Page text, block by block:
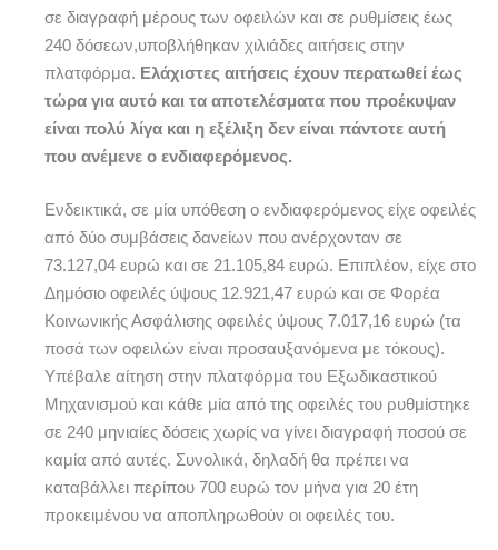
σε διαγραφή μέρους των οφειλών και σε ρυθμίσεις έως
240 δόσεων,υποβλήθηκαν χιλιάδες αιτήσεις στην
πλατφόρμα. Ελάχιστες αιτήσεις έχουν περατωθεί έως
τώρα για αυτό και τα αποτελέσματα που προέκυψαν
είναι πολύ λίγα και η εξέλιξη δεν είναι πάντοτε αυτή
που ανέμενε ο ενδιαφερόμενος.
Ενδεικτικά, σε μία υπόθεση ο ενδιαφερόμενος είχε οφειλές
από δύο συμβάσεις δανείων που ανέρχονταν σε
73.127,04 ευρώ και σε 21.105,84 ευρώ. Επιπλέον, είχε στο
Δημόσιο οφειλές ύψους 12.921,47 ευρώ και σε Φορέα
Κοινωνικής Ασφάλισης οφειλές ύψους 7.017,16 ευρώ (τα
ποσά των οφειλών είναι προσαυξανόμενα με τόκους).
Υπέβαλε αίτηση στην πλατφόρμα του Εξωδικαστικού
Μηχανισμού και κάθε μία από της οφειλές του ρυθμίστηκε
σε 240 μηνιαίες δόσεις χωρίς να γίνει διαγραφή ποσού σε
καμία από αυτές. Συνολικά, δηλαδή θα πρέπει να
καταβάλλει περίπου 700 ευρώ τον μήνα για 20 έτη
προκειμένου να αποπληρωθούν οι οφειλές του.